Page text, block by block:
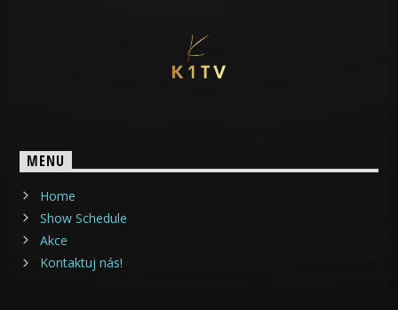
MENU
Home
Show Schedule
Akce
Kontaktuj nás!